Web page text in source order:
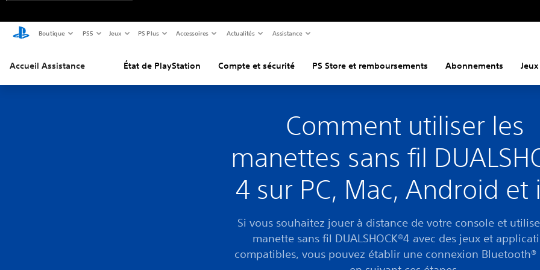
Boutique PS5 Jeux PS Plus Accessoires Actualités Assistance
Accueil Assistance État de PlayStation Compte et sécurité PS Store et remboursements Abonnements Jeux
Comment utiliser les
manettes sans fil
4 sur PC, Mac, Android et
Si vous souhaitez jouer à distance de votre console et
manette sans fil DUALSHOCK®4 avec des jeux et
compatibles, vous pouvez établir une connexion Bluetooth®